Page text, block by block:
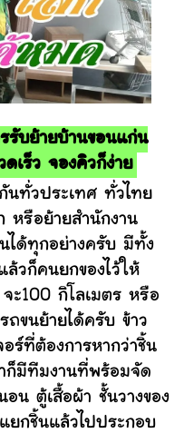
รับย้ายบ้านขอนแก่น
เร็ว จองคิวก็ง่าย
วประเทศ ทั่วไทย
หรือย้ายสำนักงาน
ได้ทุกอย่างครับ มีทั้ง
ล้วก็คนยกของไว้ให้
ะ100 กิโลเมตร หรือ
ถขนย้ายได้ครับ ข้าว
อร์ที่ต้องการหากว่าชิ้น
ก็มีทีมงานที่พร้อมจัด
อน ตู้เสื้อผ้า ชั้นวางของ
ยกชิ้นแล้วไปประกอบ